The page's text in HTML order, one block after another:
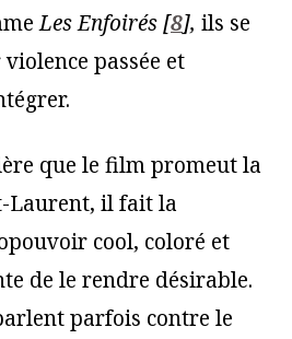
LesEnfoirés[8], ils se
passée et
que le film promeut la
Laurent, il fait la
cool, coloré et
de le rendre désirable.
parfois contre le